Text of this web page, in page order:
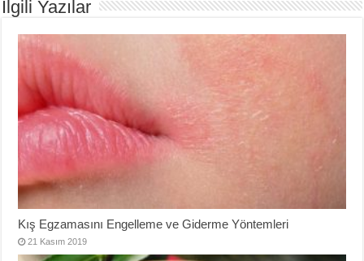
İlgili Yazılar
Kış Egzamasını Engelleme ve Giderme Yöntemleri
21 Kasım 2019